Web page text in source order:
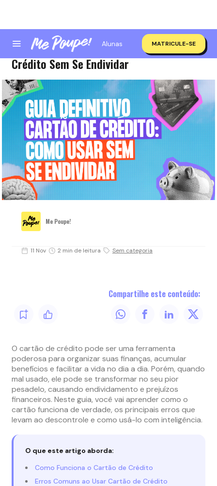
Alunas MATRICULE-SE
Guia Definitivo para Usar Cartão de
Crédito Sem Se Endividar
Me Poupe!
11 Nov 2 min de leitura Sem categoria
Compartilhe este conteúdo:
O cartão de crédito pode ser uma ferramenta
poderosa para organizar suas finanças, acumular
benefícios e facilitar a vida no dia a dia. Porém, quando
mal usado, ele pode se transformar no seu pior
pesadelo, causando endividamento e prejuízos
financeiros. Neste guia, você vai aprender como o
cartão funciona de verdade, os principais erros que
levam ao descontrole e como usá-lo com inteligência.
O que este artigo aborda:
Como Funciona o Cartão de Crédito
Erros Comuns ao Usar Cartão de Crédito